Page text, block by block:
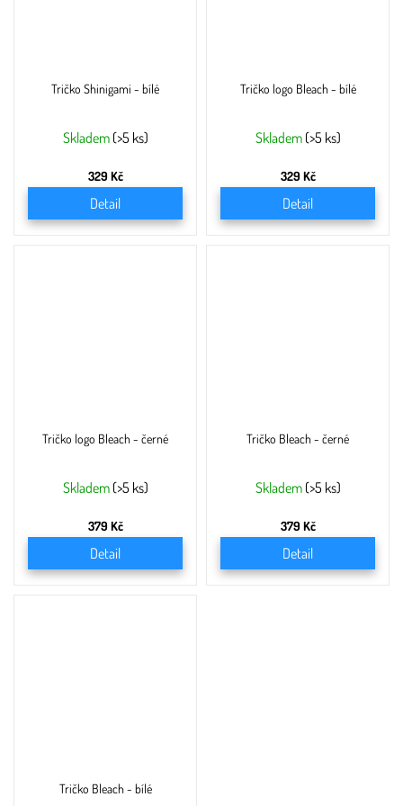
Tričko Shinigami - bílé
Skladem (>5 ks)
329 Kč
Detail
Tričko logo Bleach - bílé
Skladem (>5 ks)
329 Kč
Detail
Tričko logo Bleach - černé
Skladem (>5 ks)
379 Kč
Detail
Tričko Bleach - černé
Skladem (>5 ks)
379 Kč
Detail
Tričko Bleach - bílé